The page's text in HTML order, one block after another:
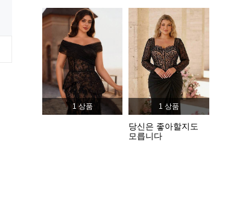
4.73 153K
4.73 1.4K 153K
4.73 1.4K 153K
1.4K 153K
1 상품 1 상품
당신은 좋아할지도
모릅니다